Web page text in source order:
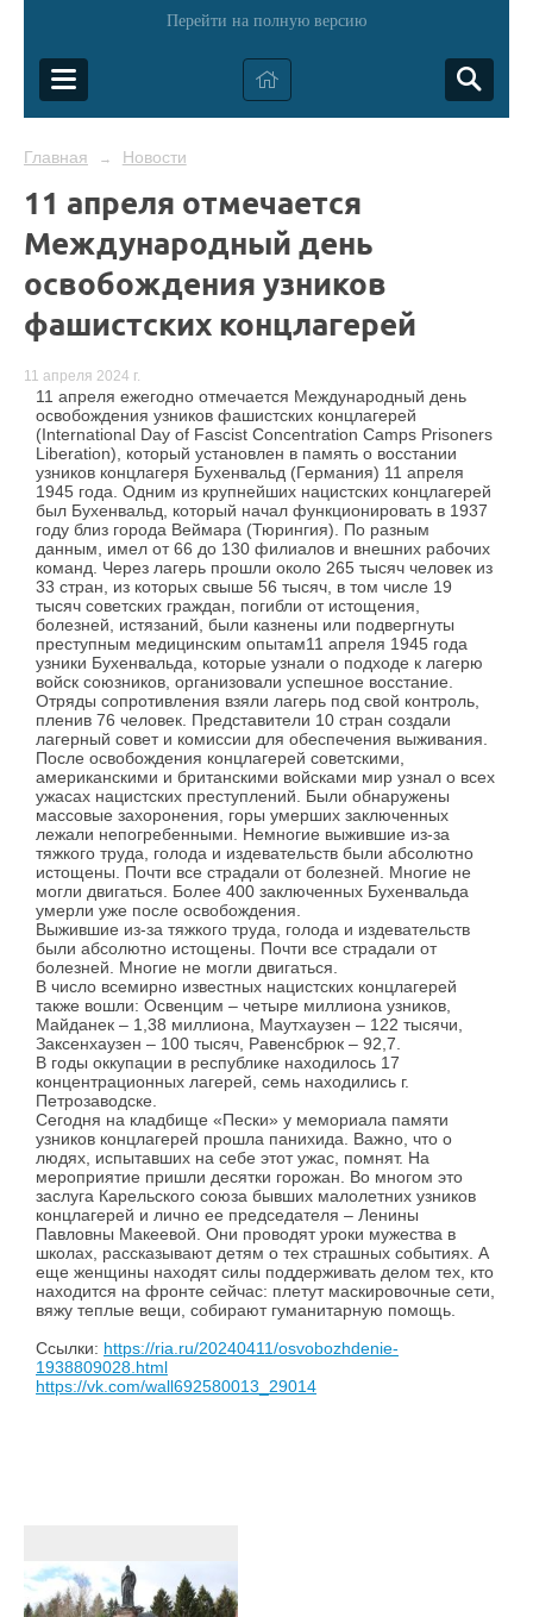
Перейти на полную версию
Главная → Новости
11 апреля отмечается
Международный день
освобождения узников
фашистских концлагерей
11 апреля 2024 г.
11 апреля ежегодно отмечается Международный день
освобождения узников фашистских концлагерей
(International Day of Fascist Concentration Camps Prisoners
Liberation), который установлен в память о восстании
узников концлагеря Бухенвальд (Германия) 11 апреля
1945 года. Одним из крупнейших нацистских концлагерей
был Бухенвальд, который начал функционировать в 1937
году близ города Веймара (Тюрингия). По разным
данным, имел от 66 до 130 филиалов и внешних рабочих
команд. Через лагерь прошли около 265 тысяч человек из
33 стран, из которых свыше 56 тысяч, в том числе 19
тысяч советских граждан, погибли от истощения,
болезней, истязаний, были казнены или подвергнуты
преступным медицинским опытам11 апреля 1945 года
узники Бухенвальда, которые узнали о подходе к лагерю
войск союзников, организовали успешное восстание.
Отряды сопротивления взяли лагерь под свой контроль,
пленив 76 человек. Представители 10 стран создали
лагерный совет и комиссии для обеспечения выживания.
После освобождения концлагерей советскими,
американскими и британскими войсками мир узнал о всех
ужасах нацистских преступлений. Были обнаружены
массовые захоронения, горы умерших заключенных
лежали непогребенными. Немногие выжившие из-за
тяжкого труда, голода и издевательств были абсолютно
истощены. Почти все страдали от болезней. Многие не
могли двигаться. Более 400 заключенных Бухенвальда
умерли уже после освобождения.
Выжившие из-за тяжкого труда, голода и издевательств
были абсолютно истощены. Почти все страдали от
болезней. Многие не могли двигаться.
В число всемирно известных нацистских концлагерей
также вошли: Освенцим – четыре миллиона узников,
Майданек – 1,38 миллиона, Маутхаузен – 122 тысячи,
Заксенхаузен – 100 тысяч, Равенсбрюк – 92,7.
В годы оккупации в республике находилось 17
концентрационных лагерей, семь находились г.
Петрозаводске.
Сегодня на кладбище «Пески» у мемориала памяти
узников концлагерей прошла панихида. Важно, что о
людях, испытавших на себе этот ужас, помнят. На
мероприятие пришли десятки горожан. Во многом это
заслуга Карельского союза бывших малолетних узников
концлагерей и лично ее председателя – Ленины
Павловны Макеевой. Они проводят уроки мужества в
школах, рассказывают детям о тех страшных событиях. А
еще женщины находят силы поддерживать делом тех, кто
находится на фронте сейчас: плетут маскировочные сети,
вяжу теплые вещи, собирают гуманитарную помощь.
Ссылки: https://ria.ru/20240411/osvobozhdenie-
1938809028.html
https://vk.com/wall692580013_29014